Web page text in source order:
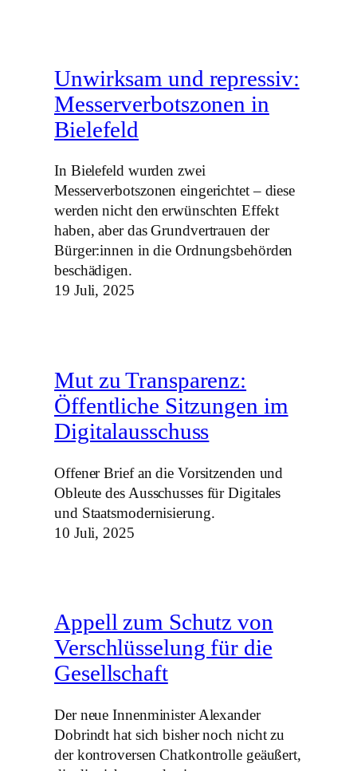
Unwirksam und repressiv:
Messerverbotszonen in
Bielefeld
In Bielefeld wurden zwei
Messerverbotszonen eingerichtet – diese
werden nicht den erwünschten Effekt
haben, aber das Grundvertrauen der
Bürger:innen in die Ordnungsbehörden
beschädigen.
19 Juli, 2025
Mut zu Transparenz:
Öffentliche Sitzungen im
Digitalausschuss
Offener Brief an die Vorsitzenden und
Obleute des Ausschusses für Digitales
und Staatsmodernisierung.
10 Juli, 2025
Appell zum Schutz von
Verschlüsselung für die
Gesellschaft
Der neue Innenminister Alexander
Dobrindt hat sich bisher noch nicht zu
der kontroversen Chatkontrolle geäußert,